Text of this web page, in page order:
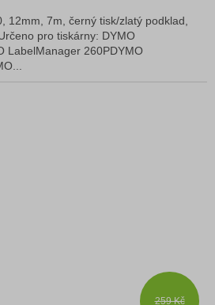
12mm, 7m, černý tisk/zlatý podklad,
pro tiskárny: DYMO
LabelManager 260PDYMO
259 Kč